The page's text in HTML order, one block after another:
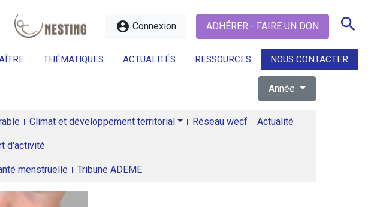
account_circle Connexion ADHÉRER - FAIRE UN DON search
THÉMATIQUES ACTUALITÉS RESSOURCES NOUS CONTACTER
search
Année
Climat et développement territorial Réseau wecf Actualité
d'activité
menstruelle Tribune ADEME